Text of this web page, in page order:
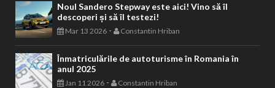
Noul Sandero Stepway este aici! Vino să îl
descoperi și să îl testezi!
Mar 13 2026 - Constantin Hriban
Înmatriculările de autoturisme în Romania în
anul 2025
Jan 11 2026 - Constantin Hriban